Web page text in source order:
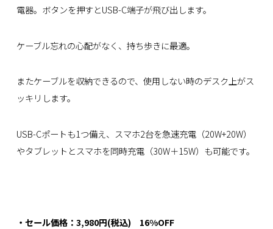
電器。ボタンを押すとUSB-C端子が飛び出します。
ケーブル忘れの心配がなく、持ち歩きに最適。
またケーブルを収納できるので、使用しない時のデスク上がス
ッキリします。
USB-Cポートも1つ備え、スマホ2台を急速充電（20W+20W）
やタブレットとスマホを同時充電（30W＋15W）も可能です。
・セール価格：3,980円(税込) 16%OFF